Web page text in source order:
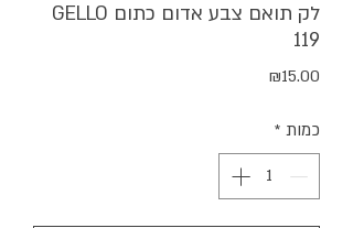
לק תואם צבע אדום כתום GELLO
119
₪15.00
כמות *